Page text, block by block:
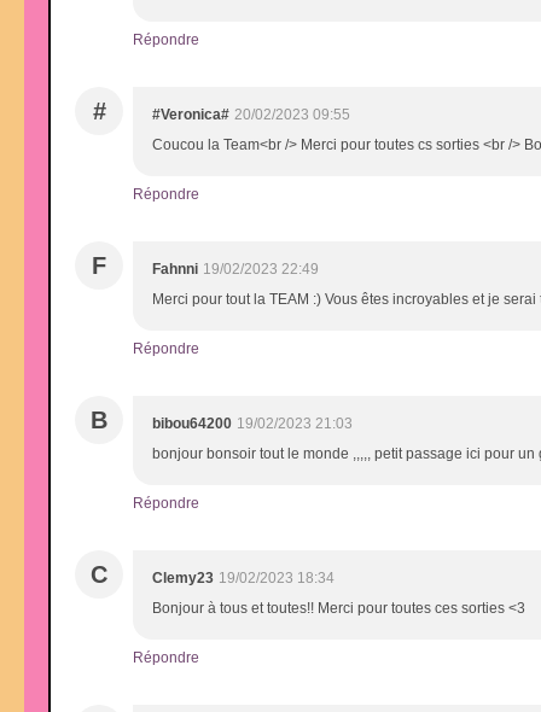
Répondre
# #Veronica# 20/02/2023 09:55
Coucou la Team<br /> Merci pour toutes cs sorties <br />
Répondre
F Fahnni 19/02/2023 22:49
Merci pour tout la TEAM :) Vous êtes incroyables et je
Répondre
B bibou64200 19/02/2023 21:03
bonjour bonsoir tout le monde ,,,,, petit passage ici pour
Répondre
C Clemy23 19/02/2023 18:34
Bonjour à tous et toutes!! Merci pour toutes ces sorties <3
Répondre